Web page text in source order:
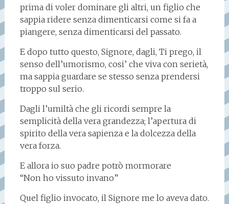
prima di voler dominare gli altri, un figlio che
sappia ridere senza dimenticarsi come si fa a
piangere, senza dimenticarsi del passato.
E dopo tutto questo, Signore, dagli, Ti prego, il
senso dell’umorismo, cosi’ che viva con serietà,
ma sappia guardare se stesso senza prendersi
troppo sul serio.
Dagli l’umiltà che gli ricordi sempre la
semplicità della vera grandezza; l’apertura di
spirito della vera sapienza e la dolcezza della
vera forza.
E allora io suo padre potrò mormorare
“Non ho vissuto invano”
Quel figlio invocato, il Signore me lo aveva dato.